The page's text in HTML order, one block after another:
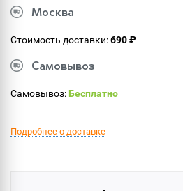
Москва
Стоимость доставки:690 ₽
Самовывоз
Самовывоз:Бесплатно
Подробнее о доставке